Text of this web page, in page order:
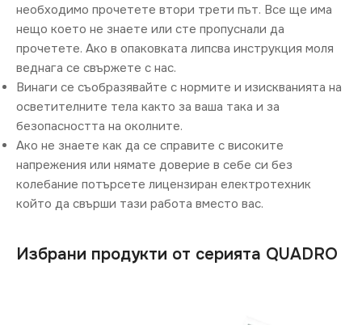
необходимо прочетете втори трети път. Все ще има
нещо което не знаете или сте пропуснали да
прочетете. Ако в опаковката липсва инструкция моля
веднага се свържете с нас.
Винаги се съобразявайте с нормите и изискванията на
осветителните тела както за ваша така и за
безопасността на околните.
Ако не знаете как да се справите с високите
напрежения или нямате доверие в себе си без
колебание потърсете лицензиран електротехник
който да свърши тази работа вместо вас.
Избрани продукти от серията QUADRO